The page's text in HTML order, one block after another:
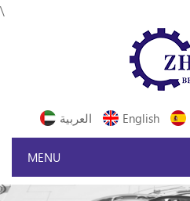
\
العربية English